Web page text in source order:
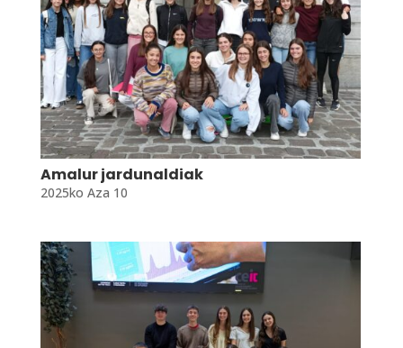
Amalur jardunaldiak
2025ko Aza 10